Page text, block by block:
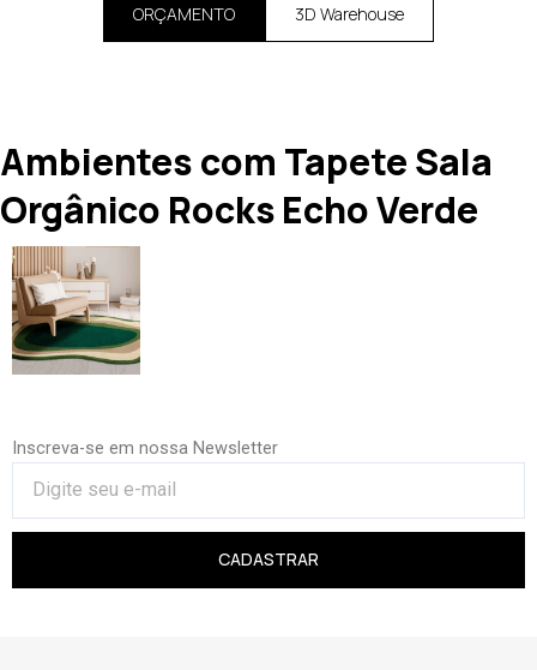
ORÇAMENTO 3D Warehouse
Ambientes com Tapete Sala
Orgânico Rocks Echo Verde
Inscreva-se em nossa Newsletter
CADASTRAR